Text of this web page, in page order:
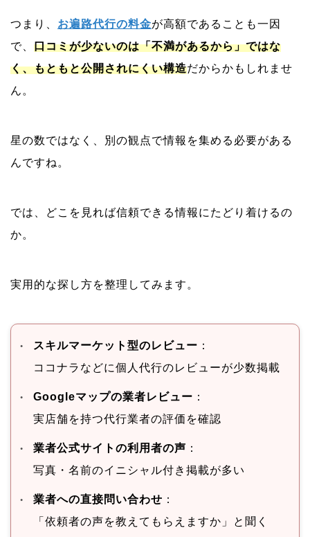
つまり、 お遍路代行の料金が高額であることも一因
で、 口コミが少ないのは「不満があるから」ではな
く、もともと公開されにくい構造だからかもしれませ
ん。
星の数ではなく、別の観点で情報を集める必要がある
んですね。
では、どこを見れば信頼できる情報にたどり着けるの
か。
実用的な探し方を整理してみます。
スキルマーケット型のレビュー ：
ココナラなどに個人代行のレビューが少数掲載
Googleマップの業者レビュー ：
実店舗を持つ代行業者の評価を確認
業者公式サイトの利用者の声 ：
写真・名前のイニシャル付き掲載が多い
業者への直接問い合わせ ：
「依頼者の声を教えてもらえますか」と聞く